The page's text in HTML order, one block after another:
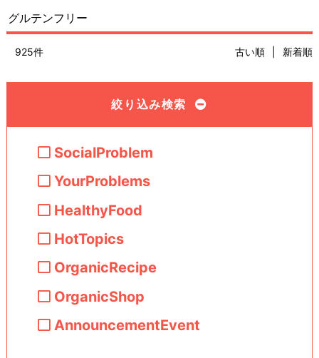
925件 古い順 新着順
絞り込み検索
SocialProblem
YourProblems
HealthyFood
HotTopics
OrganicRecipe
OrganicShop
AnnouncementEvent